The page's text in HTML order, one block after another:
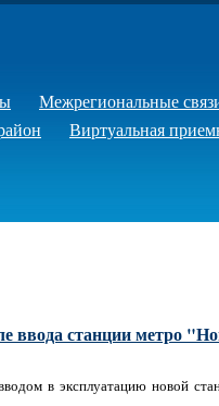
Межрегиональные
Виртуальная
ввода станции метро
в эксплуатацию новой